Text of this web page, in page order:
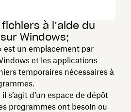
à l’aide du
Windows;
est un emplacement par
et les applications
temporaires nécessaires à
s’agit d’un espace de dépôt
programmes ont besoin ou